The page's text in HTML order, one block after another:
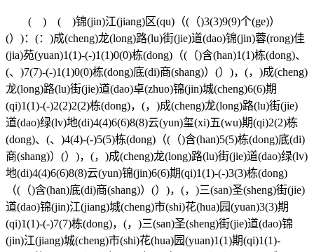
( ) ( )锦(jin)江(jiang)区(qu)（(（)3(3)9(9)个(ge)）
(）)：(：)成(cheng)龙(long)路(lu)街(jie)道(dao)锦(jin)蓉(rong)佳
(jia)苑(yuan)1(1)-(-)1(1)0(0)栋(dong)（(（)含(han)1(1)栋(dong)、
(、)7(7)-(-)1(1)0(0)栋(dong)底(di)商(shang)）(）)，(，)成(cheng)
龙(long)路(lu)街(jie)道(dao)卓(zhuo)锦(jin)城(cheng)6(6)期
(qi)1(1)-(-)2(2)2(2)栋(dong)，(，)成(cheng)龙(long)路(lu)街(jie)
道(dao)绿(lv)地(di)4(4)6(6)8(8)云(yun)玺(xi)五(wu)期(qi)2(2)栋
(dong)、(、)4(4)-(-)5(5)栋(dong)（(（)含(han)5(5)栋(dong)底(di)
商(shang)）(）)，(，)成(cheng)龙(long)路(lu)街(jie)道(dao)绿(lv)
地(di)4(4)6(6)8(8)云(yun)锦(jin)6(6)期(qi)1(1)-(-)3(3)栋(dong)
（(（)含(han)底(di)商(shang)）(）)，(，)三(san)圣(sheng)街(jie)
道(dao)锦(jin)江(jiang)城(cheng)市(shi)花(hua)园(yuan)3(3)期
(qi)1(1)-(-)7(7)栋(dong)，(，)三(san)圣(sheng)街(jie)道(dao)锦
(jin)江(jiang)城(cheng)市(shi)花(hua)园(yuan)1(1)期(qi)1(1)-